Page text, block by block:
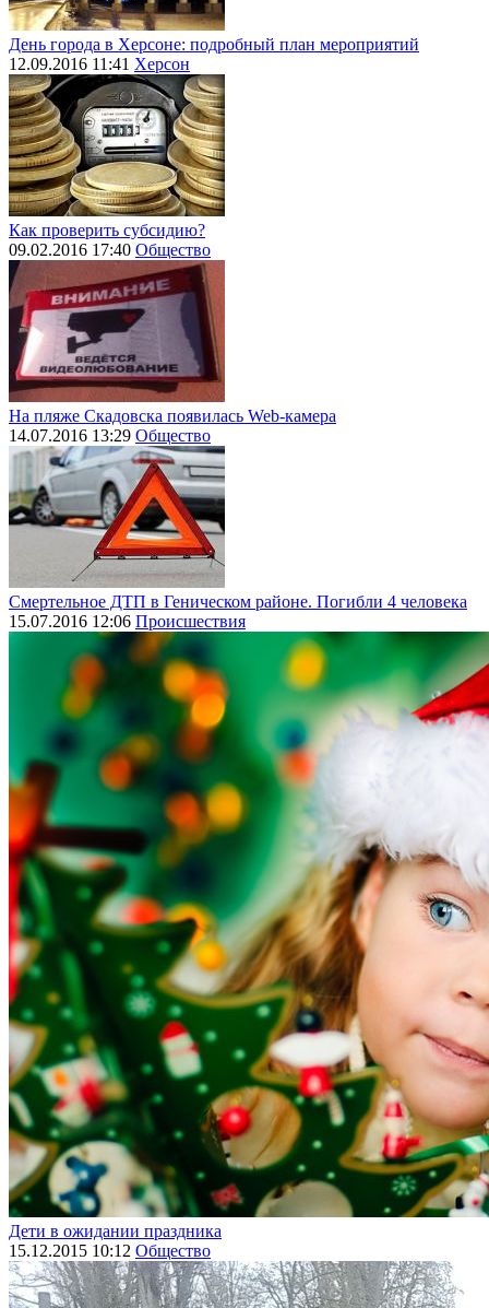
День города в Херсоне: подробный план мероприятий
12.09.2016 11:41 Херсон
Как проверить субсидию?
09.02.2016 17:40 Общество
На пляже Скадовска появилась Web-камера
14.07.2016 13:29 Общество
Смертельное ДТП в Геническом районе. Погибли 4 человека
15.07.2016 12:06 Происшествия
Дети в ожидании праздника
15.12.2015 10:12 Общество